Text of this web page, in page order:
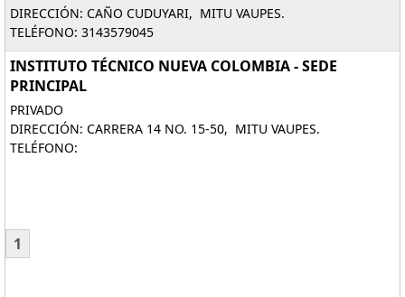
DIRECCIÓN: CAÑO CUDUYARI, MITU VAUPES.
TELÉFONO: 3143579045
INSTITUTO TÉCNICO NUEVA COLOMBIA - SEDE
PRINCIPAL
PRIVADO
DIRECCIÓN: CARRERA 14 NO. 15-50, MITU VAUPES.
TELÉFONO:
1